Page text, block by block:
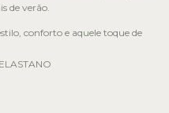
de verão.
conforto e aquele toque de